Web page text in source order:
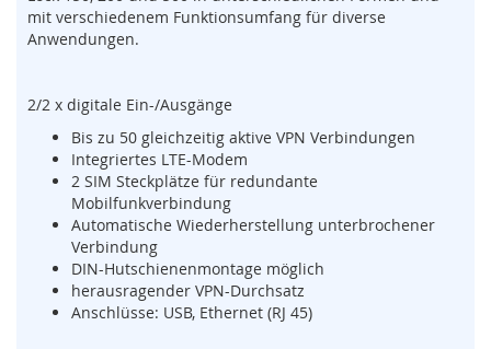
s
o
r
(
M
m
mit verschiedenem Funktionsumfang für diverse
Anwendungen.
2/2 x digitale Ein-/Ausgänge
Bis zu 50 gleichzeitig aktive VPN Verbindungen
Integriertes LTE-Modem
2 SIM Steckplätze für redundante
Mobilfunkverbindung
Automatische Wiederherstellung unterbrochener
Verbindung
DIN-Hutschienenmontage möglich
herausragender VPN-Durchsatz
Anschlüsse: USB, Ethernet (RJ 45)